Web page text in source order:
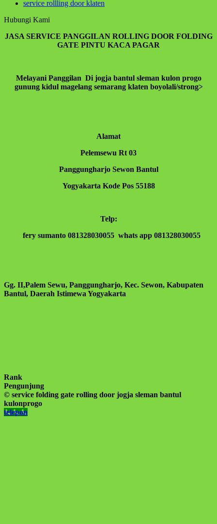
ingatlah allah banyak-banyak agar kamu beruntung
uang,bisa
ilmu,hikmah,kesehatan,silaturahmi,kekuatan iman
service rollling door klaten
Hubungi Kami
JASA SERVICE PANGGILAN ROLLING DOOR FOLDING
GATE PINTU KACA PAGAR
Melayani Panggilan Di jogja bantul sleman kulon progo
gunung kidul magelang semarang klaten boyolali/strong>
Alamat
Pelemsewu Rt 03
Panggungharjo Sewon Bantul
Yogyakarta Kode Pos 55188
Telp:
fery sumanto 081328030055 whats app 081328030055
Gg. II,Palem Sewu, Panggungharjo, Kec. Sewon, Kabupaten
Bantul, Daerah Istimewa Yogyakarta
Rank
Pengunjung
© service folding gate rolling door jogja sleman bantul
kulonprogo
telepon